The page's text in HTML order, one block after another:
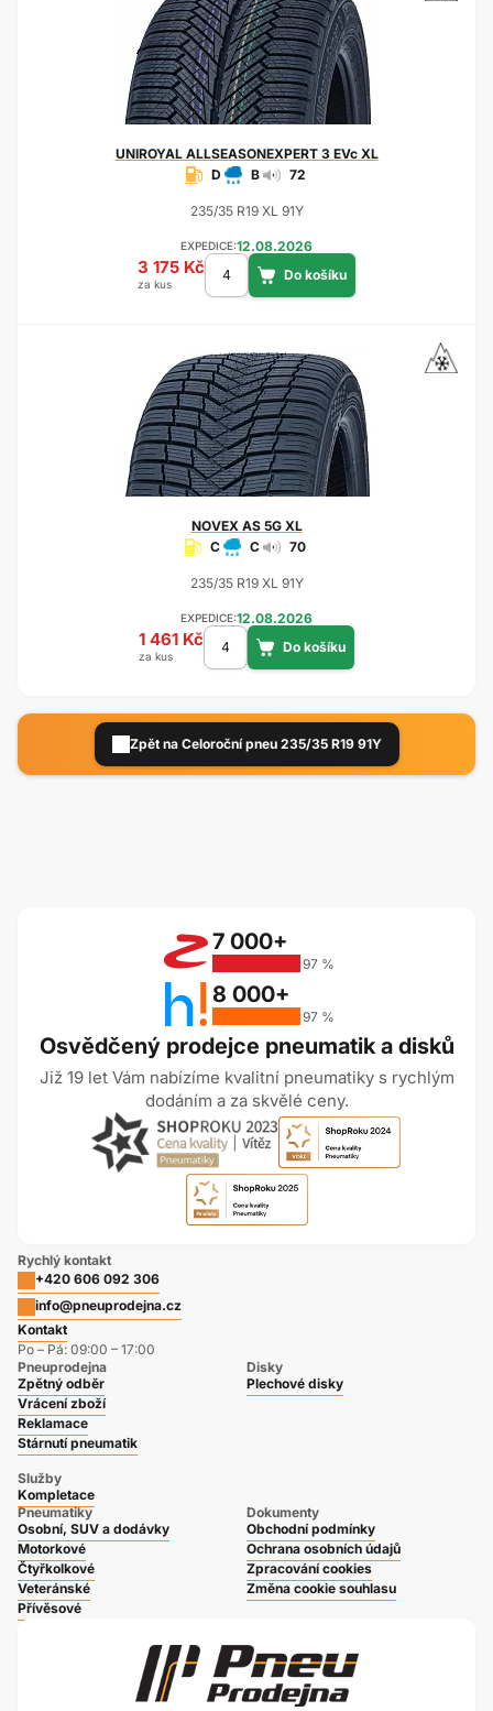
UNIROYALALLSEASONEXPERT 3 EVc XL
D
B 72
235/35 R19 XL 91Y
EXPEDICE:12.08.2026
3 175 Kč
za kus
NOVEX AS 5G XL
C
C 70
235/35 R19 XL 91Y
EXPEDICE:12.08.2026
1 461 Kč
za kus
Zpět na Celoroční pneu 235/35 R19 91Y
Osvědčený prodejce pneumatik a disků
Již 19 let Vám nabízíme kvalitní pneumatiky s rychlým
dodáním a za skvělé ceny.
7 000+
97 %
8 000+
97 %
Rychlý kontakt
+420 606 092 306
info@pneuprodejna.cz
Kontakt
Po – Pá: 09:00 – 17:00
Pneuprodejna
Zpětný odběr
Vrácení zboží
Reklamace
Stárnutí pneumatik
Služby
Kompletace
Disky
Plechové disky
Pneumatiky
Osobní, SUV a dodávky
Motorkové
Čtyřkolkové
Veteránské
Přívěsové
Dokumenty
Obchodní podmínky
Ochrana osobních údajů
Zpracování cookies
Změna cookie souhlasu